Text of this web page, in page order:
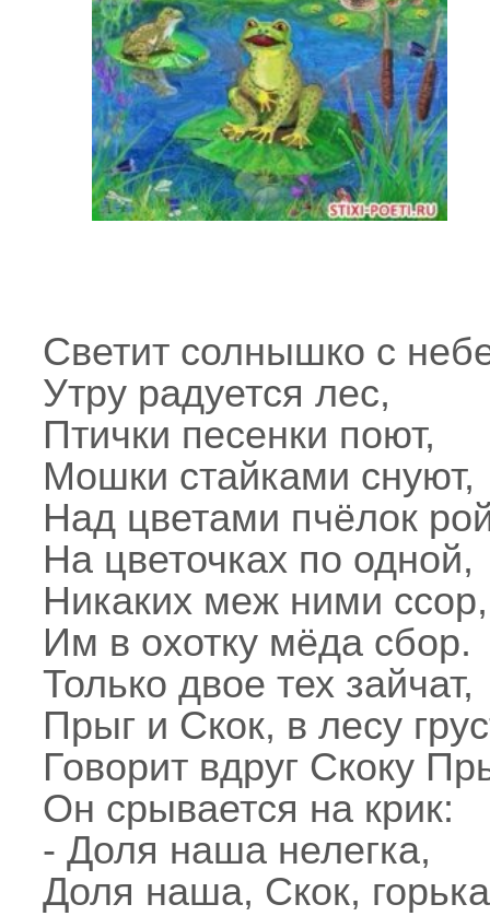
Светит солнышко с
Утру радуется лес,
Птички песенки поют,
Мошки стайками снуют,
Над цветами пчёлок
На цветочках по одной,
Никаких меж ними ссор,
Им в охотку мёда сбор.
Только двое тех зайчат,
Прыг и Скок, в лесу
Говорит вдруг Скоку
Он срывается на крик:
- Доля наша нелегка,
Доля наша, Скок,